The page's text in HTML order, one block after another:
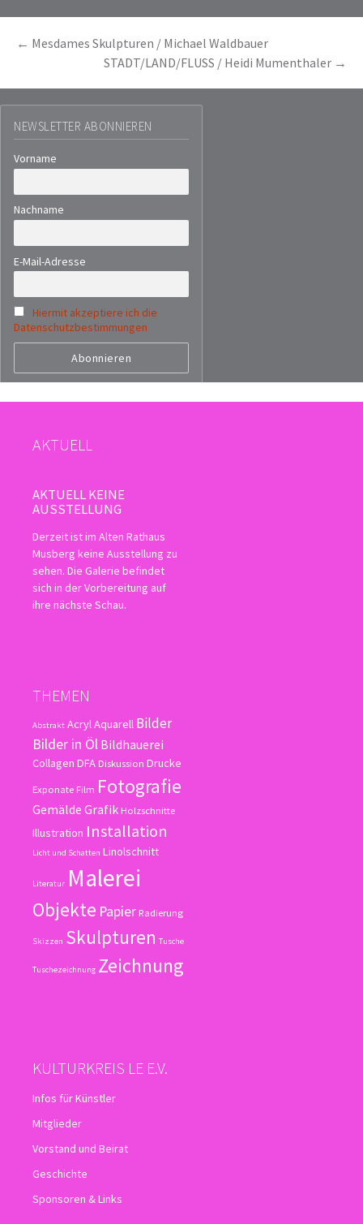
BEITRAGSNAVIGATION
← Mesdames Skulpturen / Michael Waldbauer
STADT/LAND/FLUSS / Heidi Mumenthaler →
NEWSLETTER ABONNIEREN
Vorname
Nachname
E-Mail-Adresse
Hiermit akzeptiere ich die
Datenschutzbestimmungen
AKTUELL
AKTUELL KEINE
AUSSTELLUNG
Derzeit ist im Alten Rathaus
Musberg keine Ausstellung zu
sehen. Die Galerie befindet
sich in der Vorbereitung auf
ihre nächste Schau.
THEMEN
Abstrakt AcrylAquarell Bilder
Bilder in Öl Bildhauerei
Collagen DFA Diskussion Drucke
Exponate Film Fotografie
Gemälde Grafik Holzschnitte
Illustration Installation
Licht und Schatten Linolschnitt
Literatur Malerei
Objekte Papier Radierung
Skizzen Skulpturen Tusche
Tuschezeichnung Zeichnung
KULTURKREIS LE E.V.
Infos für Künstler
Mitglieder
Vorstand und Beirat
Geschichte
Sponsoren & Links